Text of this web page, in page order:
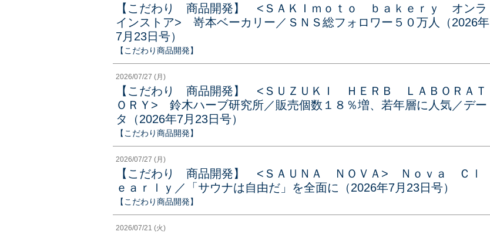
【こだわり 商品開発】 <ＳＡＫＩｍｏｔｏ ｂａｋｅｒｙ オンラ
インストア> 嵜本ベーカリー／ＳＮＳ総フォロワー５０万人（2026年
7月23日号）
【こだわり商品開発】
2026/07/27 (月)
【こだわり 商品開発】 <ＳＵＺＵＫＩ ＨＥＲＢ ＬＡＢＯＲＡＴ
ＯＲＹ> 鈴木ハーブ研究所／販売個数１８％増、若年層に人気／デー
タ（2026年7月23日号）
【こだわり商品開発】
2026/07/27 (月)
【こだわり 商品開発】 <ＳＡＵＮＡ ＮＯＶＡ> Ｎｏｖａ Ｃｌ
ｅａｒｌｙ／「サウナは自由だ」を全面に（2026年7月23日号）
【こだわり商品開発】
2026/07/21 (火)